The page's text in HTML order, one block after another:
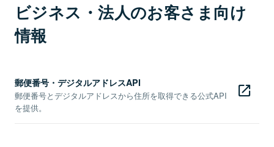
ビジネス・法人のお客さま向け
情報
郵便番号・デジタルアドレスAPI
郵便番号とデジタルアドレスから住所を取得できる公式API
を提供。